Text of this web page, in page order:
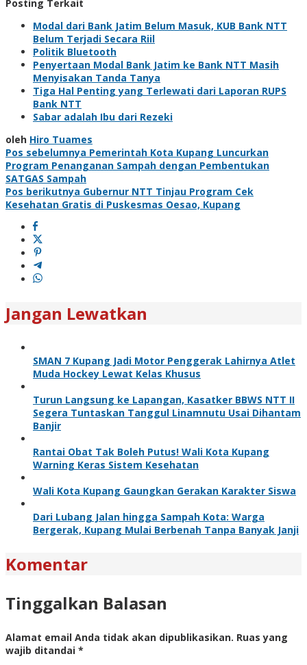
Posting Terkait
Modal dari Bank Jatim Belum Masuk, KUB Bank NTT
Belum Terjadi Secara Riil
Politik Bluetooth
Penyertaan Modal Bank Jatim ke Bank NTT Masih
Menyisakan Tanda Tanya
Tiga Hal Penting yang Terlewati dari Laporan RUPS
Bank NTT
Sabar adalah Ibu dari Rezeki
oleh Hiro Tuames
Navigasi
pos
Pos sebelumnya Pemerintah Kota Kupang Luncurkan
Program Penanganan Sampah dengan Pembentukan
SATGAS Sampah
Pos berikutnya Gubernur NTT Tinjau Program Cek
Kesehatan Gratis di Puskesmas Oesao, Kupang
Jangan Lewatkan
SMAN 7 Kupang Jadi Motor Penggerak Lahirnya Atlet
Muda Hockey Lewat Kelas Khusus
Turun Langsung ke Lapangan, Kasatker BBWS NTT II
Segera Tuntaskan Tanggul Linamnutu Usai Dihantam
Banjir
Rantai Obat Tak Boleh Putus! Wali Kota Kupang
Warning Keras Sistem Kesehatan
Wali Kota Kupang Gaungkan Gerakan Karakter Siswa
Dari Lubang Jalan hingga Sampah Kota: Warga
Bergerak, Kupang Mulai Berbenah Tanpa Banyak Janji
Komentar
Tinggalkan Balasan
Alamat email Anda tidak akan dipublikasikan. Ruas yang
wajib ditandai *